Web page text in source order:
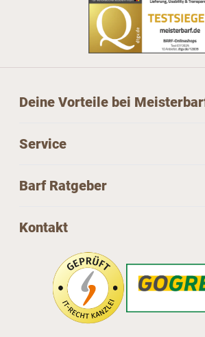
Deine Vorteile bei
Service
Barf Ratgeber
Kontakt